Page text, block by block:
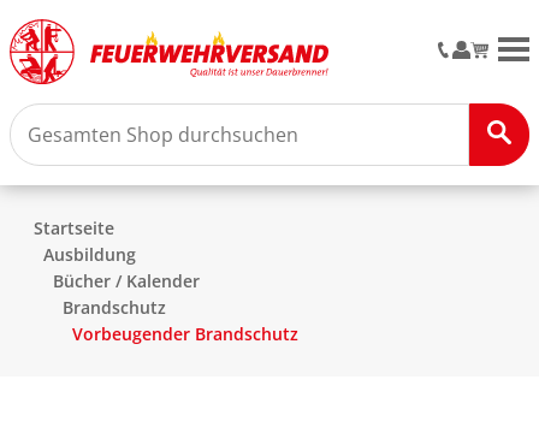
Startseite
Ausbildung
Bücher / Kalender
Brandschutz
Vorbeugender Brandschutz